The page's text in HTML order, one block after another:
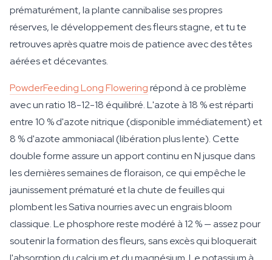
prématurément, la plante cannibalise ses propres
réserves, le développement des fleurs stagne, et tu te
retrouves après quatre mois de patience avec des têtes
aérées et décevantes.
PowderFeeding Long Floweringrépond à ce problème
avec un ratio 18-12-18 équilibré. L'azote à 18 % est réparti
entre 10 % d'azote nitrique (disponible immédiatement) et
8 % d'azote ammoniacal (libération plus lente). Cette
double forme assure un apport continu en N jusque dans
les dernières semaines de floraison, ce qui empêche le
jaunissement prématuré et la chute de feuilles qui
plombent les Sativa nourries avec un engrais bloom
classique. Le phosphore reste modéré à 12 % — assez pour
soutenir la formation des fleurs, sans excès qui bloquerait